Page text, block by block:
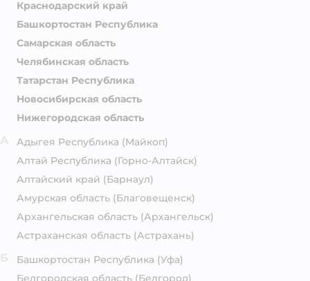
Краснодарский край
Башкортостан Республика
Самарская область
Челябинская область
Татарстан Республика
Новосибирская область
Нижегородская область
Адыгея Республика (Майкоп)
Алтай Республика (Горно-Алтайск)
Алтайский край (Барнаул)
Амурская область (Благовещенск)
Архангельская область (Архангельск)
Астраханская область (Астрахань)
Башкортостан Республика (Уфа)
Белгородская область (Белгород)